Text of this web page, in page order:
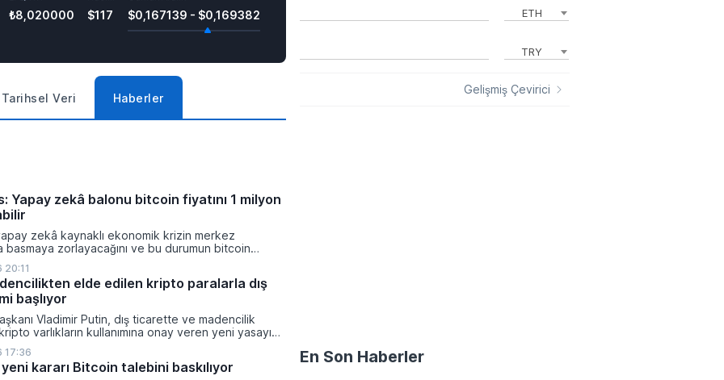
₺8,020000 $117 $0,167139 - $0,169382
Tarihsel Veri Haberler
Yapay zekâ balonu bitcoin fiyatını 1 milyon
zekâ kaynaklı ekonomik krizin merkez
basmaya zorlayacağını ve bu durumun bitcoin
dolara taşıyabileceğini öngörürken beyaz yakalı iş
kredi krizinin küresel likidite artışına yol
ve bitcoinin bu süreçte en hızlı tepki veren varlık
elde edilen kripto paralarla dış
başlıyor
Vladimir Putin, dış ticarette ve madencilik
varlıkların kullanımına onay veren yeni yasayı
bu düzenleme çerçevesinde madencilikten
paraların belirli şartlar altında dolaşımına ve menkul
kullanılmasına olanak sağlanıyor.
17:36
kararı Bitcoin talebini baskılıyor
ETH
TRY
Gelişmiş Çevirici
En Son Haberler